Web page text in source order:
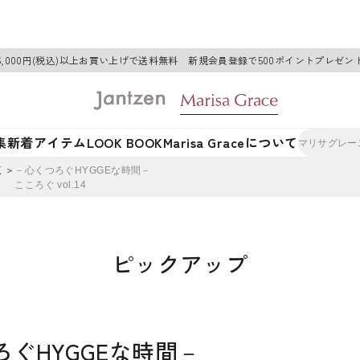
円(税込)以上お買い上げで送料無料 新規会員登録で500ポイントプレゼン
新着アイテムLOOK BOOKMarisa Graceについて
＞ －心くつろぐHYGGEな時間－
こころぐ vol.14
ピックアップ
HYGGEな時間－